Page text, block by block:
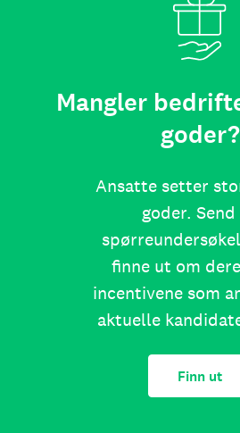
Mangler
goder?
Ansatte setter
goder. Send
finne ut om
incentivene som
aktuelle
Finn ut